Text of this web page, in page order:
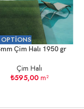
Çim Halı 1950 gr
Çim Halı
₺595,00m²